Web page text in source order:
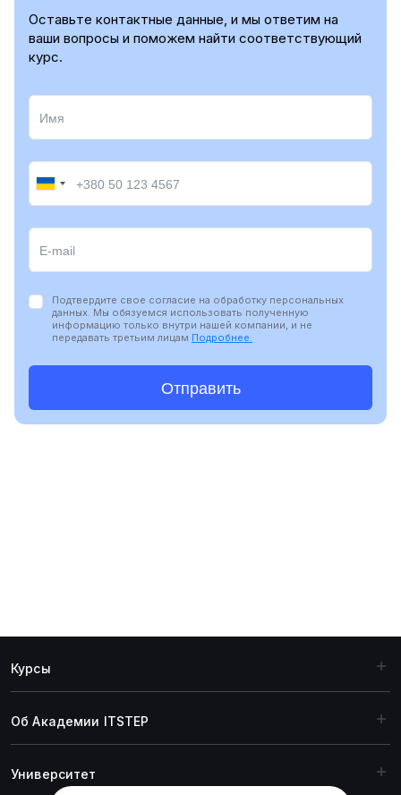
Оставьте контактные данные, и мы ответим на
ваши вопросы и поможем найти соответствующий
курс.
Отправить
Подтвердите свое согласие на обработку персональных
данных. Мы обязуемся использовать полученную
информацию только внутри нашей компании, и не
передавать третьим лицам Подробнее.
Курсы
Об Академии ITSTEP
Университет